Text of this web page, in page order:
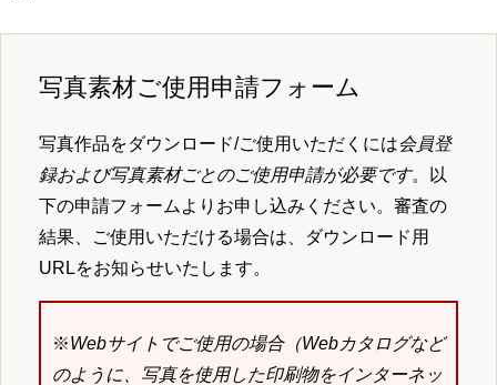
写真素材ご使用申請フォーム
写真作品をダウンロード/ご使用いただくには会員登
録および写真素材ごとのご使用申請が必要です。以
下の申請フォームよりお申し込みください。審査の
結果、ご使用いただける場合は、ダウンロード用
URLをお知らせいたします。
※Webサイトでご使用の場合（Webカタログなど
のように、写真を使用した印刷物をインターネッ